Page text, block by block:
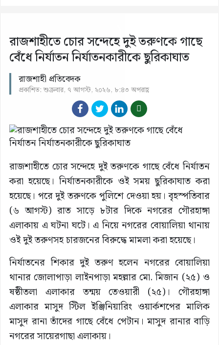
রাজশাহীতে চোর সন্দেহে দুই তরুণকে গাছে
বেঁধে নির্যাতন নির্যাতনকারীকে ছুরিকাঘাত
রাজশাহী প্রতিবেদক
প্রকাশিত: শুক্রবার, ৭ আগস্ট, ২০২৬, ৮:৪৩ অপরাহ্ণ
রাজশাহীতে চোর সন্দেহে দুই তরুণকে গাছে বেঁধে নির্যাতন
করা হয়েছে। নির্যাতনকারীকে ওই সময় ছুরিকাঘাত করা
হয়েছে। পরে দুই তরুণকে পুলিশে দেওয়া হয়। বৃহস্পতিবার
(৬ আগস্ট) রাত সাড়ে ৮টার দিকে নগরের গৌরহাঙ্গা
এলাকায় এ ঘটনা ঘটে। এ নিয়ে নগরের বোয়ালিয়া থানায়
ওই দুই তরুণসহ চারজনের বিরুদ্ধে মামলা করা হয়েছে।
নির্যাতনের শিকার দুই তরুণ হলেন নগরের বোয়ালিয়া
থানার জোলাপাড়া লাইনপাড়া মহল্লার মো. মিজান (২৫) ও
ষষ্ঠীতলা এলাকার তন্ময় তেওয়ারী (২৫)। গৌরহাঙ্গা
এলাকার মাসুদ স্টিল ইঞ্জিনিয়ারিং ওয়ার্কশপের মালিক
মাসুদ রানা তাঁদের গাছে বেঁধে পেটান। মাসুদ রানার বাড়ি
নগরের সায়েরগাছা এলাকায়।